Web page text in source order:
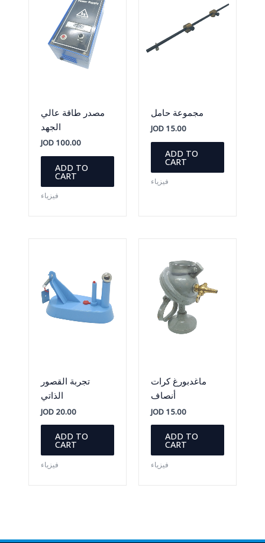
مصدر طاقة عالي
الجهد
JOD100.00
ADD TO
CART
فيزياء
مجموعة حامل
JOD 15.00
ADD TO
CART
فيزياء
تجربة القصور
الذاتي
JOD20.00
ADD TO
CART
فيزياء
ماغدبورغ كرات
أنصاف
JOD 15.00
ADD TO
CART
فيزياء